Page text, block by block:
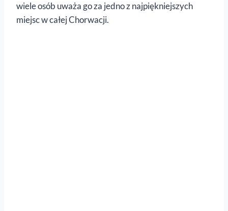
wiele osób uważa go za jedno z najpiękniejszych
miejsc w całej Chorwacji.